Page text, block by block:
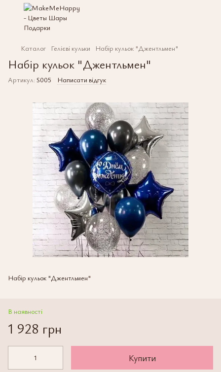
Каталог Гелієві кульки Набір кульок "Джентльмен"
Набір кульок "Джентльмен"
Артикул: S005 Написати відгук
Набір кульок "Джентльмен"
В наявності
1 928 грн
Купити